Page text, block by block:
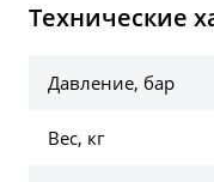
Технические
Давление, бар
Вес, кг